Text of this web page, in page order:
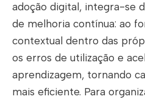
adoção digital, integra-se
de melhoria contínua: ao
contextual dentro das
os erros de utilização e
aprendizagem, tornando
mais eficiente. Para